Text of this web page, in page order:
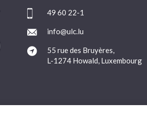
49 60 22-1
info@ulc.lu
55 rue des Bruyères,
L-1274 Howald, Luxembourg